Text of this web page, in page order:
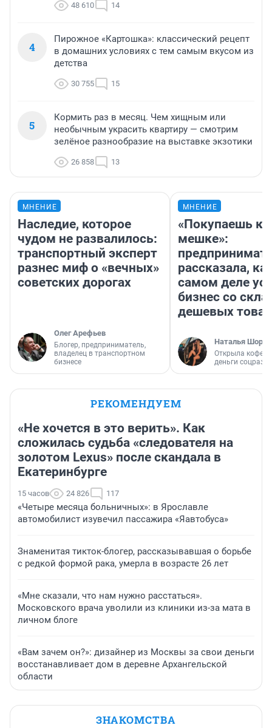
48 610 14
4
Пирожное «Картошка»: классический рецепт
в домашних условиях с тем самым вкусом из
детства
30 755 15
5
Кормить раз в месяц. Чем хищным или
необычным украсить квартиру — смотрим
зелёное разнообразие на выставке экзотики
26 858 13
МНЕНИЕ
Наследие, которое
чудом не развалилось:
транспортный эксперт
разнес миф о «вечных»
советских дорогах
Олег Арефьев
Блогер, предприниматель,
владелец в транспортном
бизнесе
МНЕНИЕ
«Покупаешь
мешке»:
рассказала,
самом деле
бизнес со
дешевых
Наталья
Открыла
деньги
РЕКОМЕНДУЕМ
«Не хочется в это верить». Как
сложилась судьба «следователя на
золотом Lexus» после скандала в
Екатеринбурге
15 часов 24 826 117
«Четыре месяца больничных»: в Ярославле
автомобилист изувечил пассажира «Яавтобуса»
Знаменитая тикток-блогер, рассказывавшая о борьбе
с редкой формой рака, умерла в возрасте 26 лет
«Мне сказали, что нам нужно расстаться».
Московского врача уволили из клиники из-за мата в
личном блоге
«Вам зачем он?»: дизайнер из Москвы за свои деньги
восстанавливает дом в деревне Архангельской
области
ЗНАКОМСТВА